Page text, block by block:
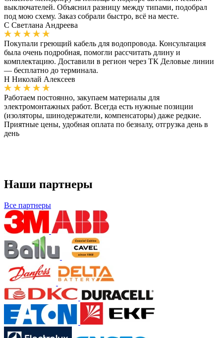
выключателей. Объяснил разницу между типами, подобрал
под мою схему. Заказ собрали быстро, всё на месте.
С Светлана Андреева
Покупали греющий кабель для водопровода. Консультация
была очень подробная, помогли рассчитать длину и
комплектацию. Доставили в регион через ТК Деловые линии
— бесплатно до терминала.
Н Николай Алексеев
Работаем постоянно, закупаем материалы для
электромонтажных работ. Всегда есть нужные позиции
(изоляторы, шинодержатели, компенсаторы) даже редкие.
Приятные цены, удобная оплата по безналу, отгрузка день в
день
Наши партнеры
Все партнеры